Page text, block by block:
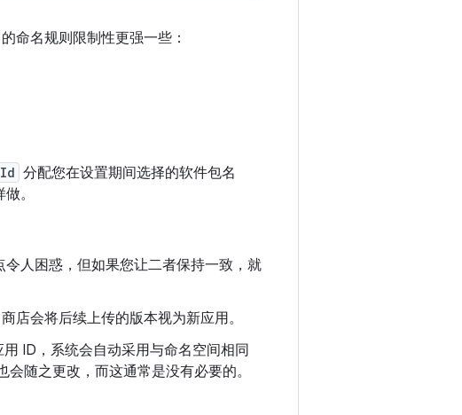
命名规则限制性更强一些：
分配您在设置期间选择的软件包名
。
人困惑，但如果您让二者保持一致，就
店会将后续上传的版本视为新应用。
ID，系统会自动采用与命名空间相同
随之更改，而这通常是没有必要的。